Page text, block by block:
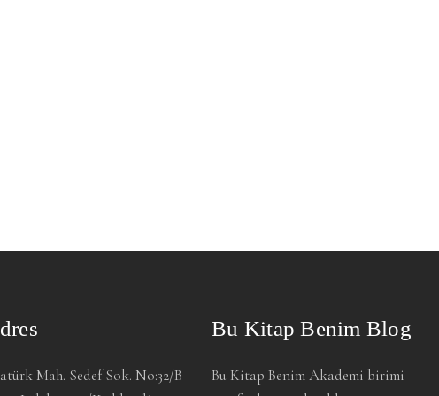
Mah. Sedef Sok. No:32/B
Bu Kitap Benim Blog
Bu Kitap Benim Akademi birimi